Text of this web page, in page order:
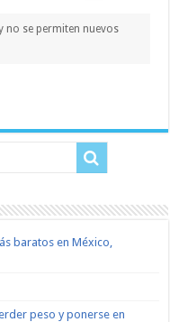
y no se permiten nuevos
baratos en México,
peso y ponerse en